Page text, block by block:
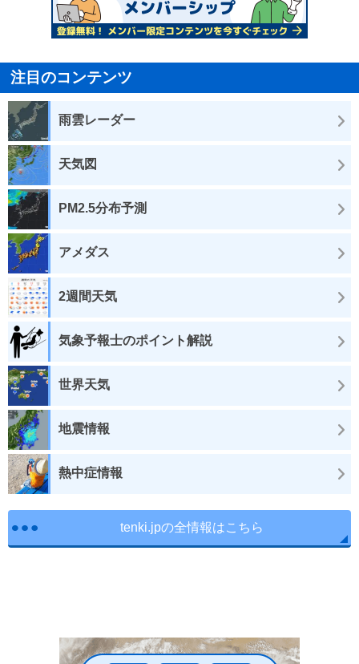
注目のコンテンツ
雨雲レーダー
天気図
PM2.5分布予測
アメダス
2週間天気
気象予報士のポイント解説
世界天気
地震情報
熱中症情報
tenki.jpの全情報はこちら